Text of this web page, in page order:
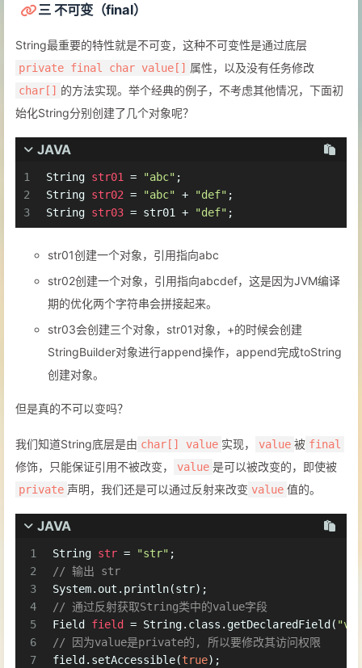
三 不可变（final）
String最重要的特性就是不可变，这种不可变性是通过底层
private final char value[] 属性，以及没有任务修改
char[] 的方法实现。举个经典的例子，不考虑其他情况，下面初
始化String分别创建了几个对象呢？
JAVA
1
2
3
String str01 = "abc" ;
String str02 = "abc" + "def" ;
String str03 = str01 + "def" ;
str01创建一个对象，引用指向abc
str02创建一个对象，引用指向abcdef，这是因为JVM编译
期的优化两个字符串会拼接起来。
str03会创建三个对象，str01对象，+的时候会创建
StringBuilder对象进行append操作，append完成toString
创建对象。
但是真的不可以变吗？
我们知道String底层是由 char[] value 实现， value 被 final
修饰，只能保证引用不被改变， value 是可以被改变的，即使被
private 声明，我们还是可以通过反射来改变 value 值的。
JAVA
1
2
3
4
5
6
7
String str = "str" ;
// 输出 str
System.out.println(str);
// 通过反射获取String类中的value字段
Field
field = String.class.getDeclaredField(
// 因为value是private的, 所以要修改其访问权限
field.setAccessible(true);